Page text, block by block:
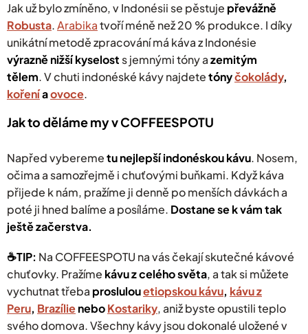
Jak už bylo zmíněno, v Indonésii se pěstuje převážně
Robusta.Arabikatvoří méně než 20 % produkce. I díky
unikátní metodě zpracování má káva z Indonésie
výrazně nižší kyselost s jemnými tóny azemitým
tělem. V chuti indonéské kávy najdetetónyčokolády,
kořeníaovoce.
Jak to děláme my v COFFEESPOTU
Napřed vyberemetu nejlepší indonéskou kávu. Nosem,
očima a samozřejmě i chuťovými buňkami. Když káva
přijede k nám, pražíme ji denně po menších dávkách a
poté ji hned balíme a posíláme. Dostane se k vám tak
ještě začerstva.
☕️TIP: Na COFFEESPOTU na vás čekajískutečné kávové
chuťovky. Pražíme kávu z celého světa, a tak si můžete
vychutnat třeba proslulouetiopskou kávu, kávu z
Peru, BrazílieneboKostariky, aniž byste opustili teplo
svého domova. Všechny kávy jsou dokonalé uložené v